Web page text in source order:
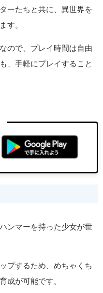
ーたちと共に、異世界を
す。
ので、プレイ時間は自由
、手軽にプレイすること
ンマーを持った少女が世
プするため、めちゃくち
成が可能です。